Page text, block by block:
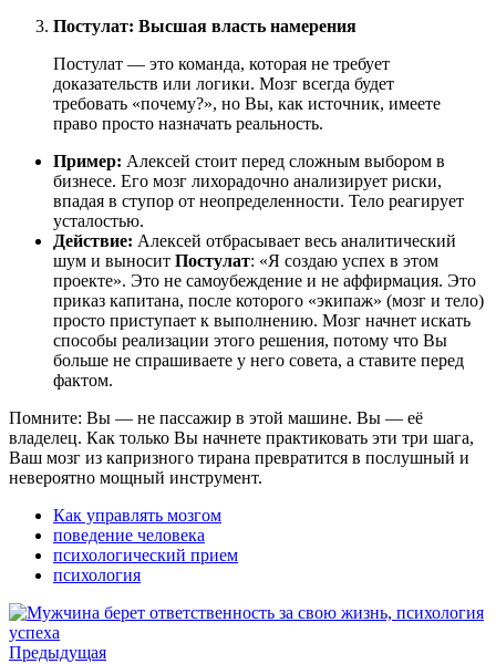
Постулат: Высшая власть намерения
Постулат — это команда, которая не требует
доказательств или логики. Мозг всегда будет
требовать «почему?», но Вы, как источник, имеете
право просто назначать реальность.
Пример: Алексей стоит перед сложным выбором в
бизнесе. Его мозг лихорадочно анализирует риски,
впадая в ступор от неопределенности. Тело реагирует
усталостью.
Действие: Алексей отбрасывает весь аналитический
шум и выносит Постулат: «Я создаю успех в этом
проекте». Это не самоубеждение и не аффирмация. Это
приказ капитана, после которого «экипаж» (мозг и тело)
просто приступает к выполнению. Мозг начнет искать
способы реализации этого решения, потому что Вы
больше не спрашиваете у него совета, а ставите перед
фактом.
Помните: Вы — не пассажир в этой машине. Вы — её
владелец. Как только Вы начнете практиковать эти три шага,
Ваш мозг из капризного тирана превратится в послушный и
невероятно мощный инструмент.
Как управлять мозгом
поведение человека
психологический прием
психология
Предыдущая